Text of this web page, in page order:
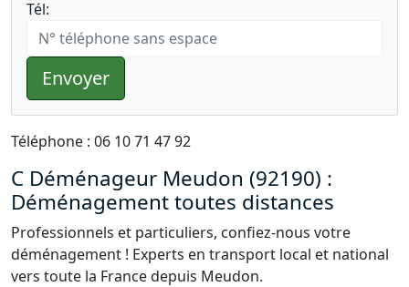
Tél:
Envoyer
Téléphone : 06 10 71 47 92
C Déménageur Meudon (92190) :
Déménagement toutes distances
Professionnels et particuliers, confiez-nous votre
déménagement ! Experts en transport local et national
vers toute la France depuis Meudon.